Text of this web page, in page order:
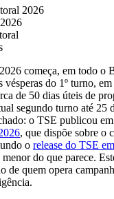
2026
começa, em todo o
do 1º turno,
de 50 dias úteis de
segundo turno até 25
o TSE publicou
, que dispõe sobre o
o release do TSE
do que parece.
de quem opera